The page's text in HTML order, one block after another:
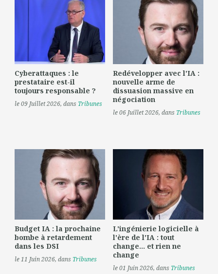
Cyberattaques : le
prestataire est-il
toujours responsable ?
le 09 Juillet 2026, dans Tribunes
Redévelopper avec l'IA :
nouvelle arme de
dissuasion massive en
négociation
le 06 Juillet 2026, dans Tribunes
Budget IA : la prochaine
bombe à retardement
dans les DSI
le 11 Juin 2026, dans Tribunes
L'ingénierie logicielle à
l'ère de l'IA : tout
change... et rien ne
change
le 01 Juin 2026, dans Tribunes